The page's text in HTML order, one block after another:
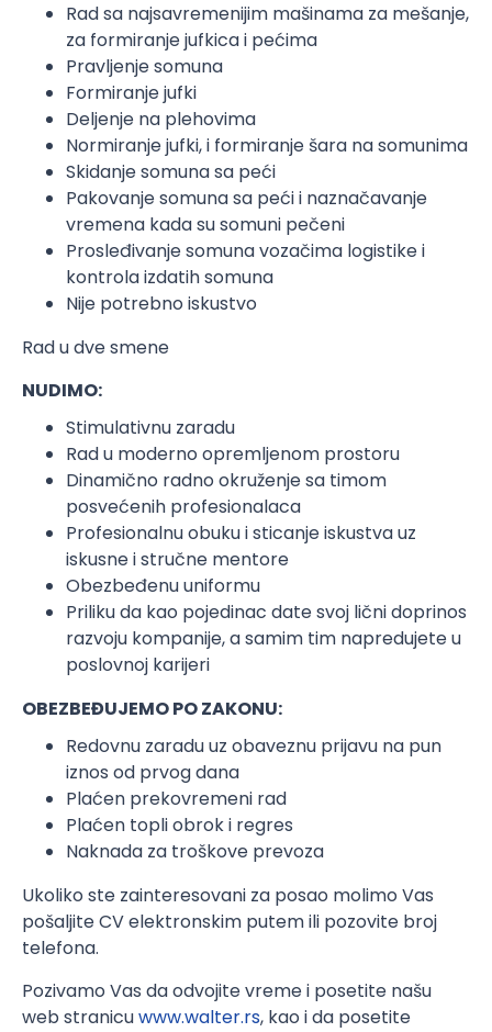
Rad sa najsavremenijim mašinama za mešanje,
za formiranje jufkica i pećima
Pravljenje somuna
Formiranje jufki
Deljenje na plehovima
Normiranje jufki, i formiranje šara na somunima
Skidanje somuna sa peći
Pakovanje somuna sa peći i naznačavanje
vremena kada su somuni pečeni
Prosleđivanje somuna vozačima logistike i
kontrola izdatih somuna
Nije potrebno iskustvo
Rad u dve smene
NUDIMO:
Stimulativnu zaradu
Rad u moderno opremljenom prostoru
Dinamično radno okruženje sa timom
posvećenih profesionalaca
Profesionalnu obuku i sticanje iskustva uz
iskusne i stručne mentore
Obezbeđenu uniformu
Priliku da kao pojedinac date svoj lični doprinos
razvoju kompanije, a samim tim napredujete u
poslovnoj karijeri
OBEZBEĐUJEMO PO ZAKONU:
Redovnu zaradu uz obaveznu prijavu na pun
iznos od prvog dana
Plaćen prekovremeni rad
Plaćen topli obrok i regres
Naknada za troškove prevoza
Ukoliko ste zainteresovani za posao molimo Vas
pošaljite CV elektronskim putem ili pozovite broj
telefona.
Pozivamo Vas da odvojite vreme i posetite našu
web stranicuwww.walter.rs, kao i da posetite